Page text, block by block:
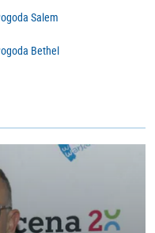
Salem
Bethel